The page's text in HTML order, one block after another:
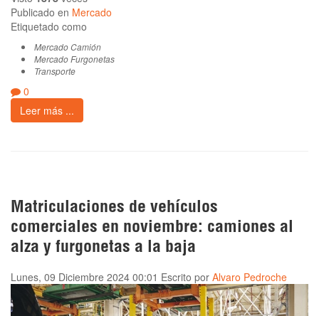
Publicado en Mercado
Etiquetado como
Mercado Camión
Mercado Furgonetas
Transporte
0
Leer más ...
Matriculaciones de vehículos
comerciales en noviembre: camiones al
alza y furgonetas a la baja
Lunes, 09 Diciembre 2024 00:01 Escrito por Alvaro Pedroche